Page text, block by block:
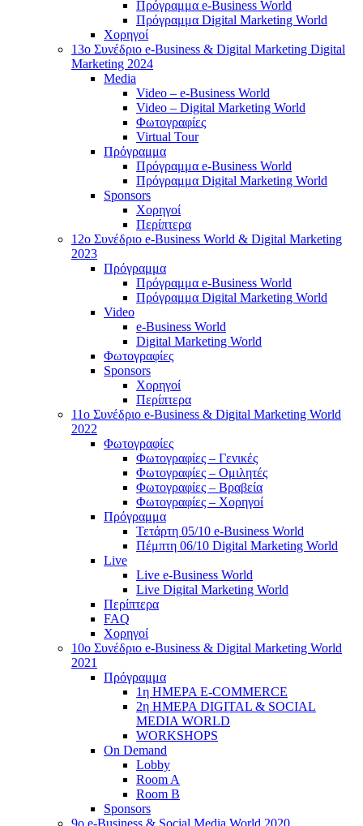
Πρόγραμμα e-Business World
Πρόγραμμα Digital Marketing World
Χορηγοί
13o Συνέδριο e-Business & Digital Marketing Digital
Marketing 2024
Media
Video – e-Business World
Video – Digital Marketing World
Φωτογραφίες
Virtual Tour
Πρόγραμμα
Πρόγραμμα e-Business World
Πρόγραμμα Digital Marketing World
Sponsors
Χορηγοί
Περίπτερα
12o Συνέδριο e-Business World & Digital Marketing
2023
Πρόγραμμα
Πρόγραμμα e-Business World
Πρόγραμμα Digital Marketing World
Video
e-Business World
Digital Marketing World
Φωτογραφίες
Sponsors
Χορηγοί
Περίπτερα
11ο Συνέδριο e-Business & Digital Marketing World
2022
Φωτογραφίες
Φωτογραφίες – Γενικές
Φωτογραφίες – Ομιλητές
Φωτογραφίες – Βραβεία
Φωτογραφίες – Χορηγοί
Πρόγραμμα
Τετάρτη 05/10 e-Business World
Πέμπτη 06/10 Digital Marketing World
Live
Live e-Business World
Live Digital Marketing World
Περίπτερα
FAQ
Χορηγοί
10o Συνέδριο e-Business & Digital Marketing World
2021
Πρόγραμμα
1η ΗΜΕΡΑ E-COMMERCE
2η ΗΜΕΡΑ DIGITAL & SOCIAL
MEDIA WORLD
WORKSHOPS
On Demand
Lobby
Room A
Room B
Sponsors
9o e-Business & Social Media World 2020